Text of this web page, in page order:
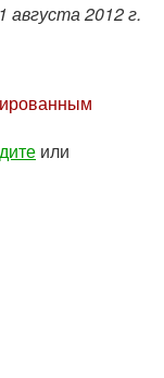
1 августа 2012 г.
или